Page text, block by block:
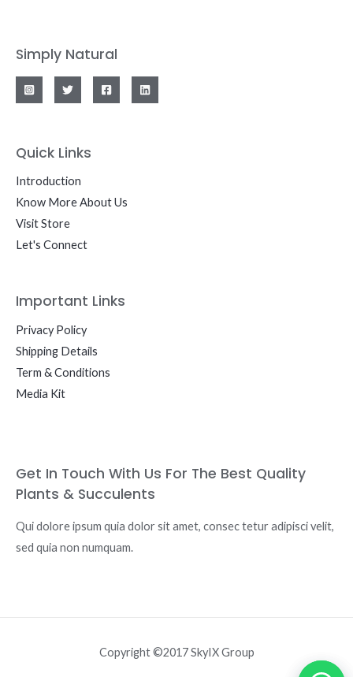
Simply Natural
Quick Links
Introduction
Know More About Us
Visit Store
Let's Connect
Important Links
Privacy Policy
Shipping Details
Term & Conditions
Media Kit
Get In Touch With Us For The Best Quality
Plants & Succulents
Qui dolore ipsum quia dolor sit amet, consec tetur adipisci velit,
sed quia non numquam.
Copyright ©2017 SkyIX Group